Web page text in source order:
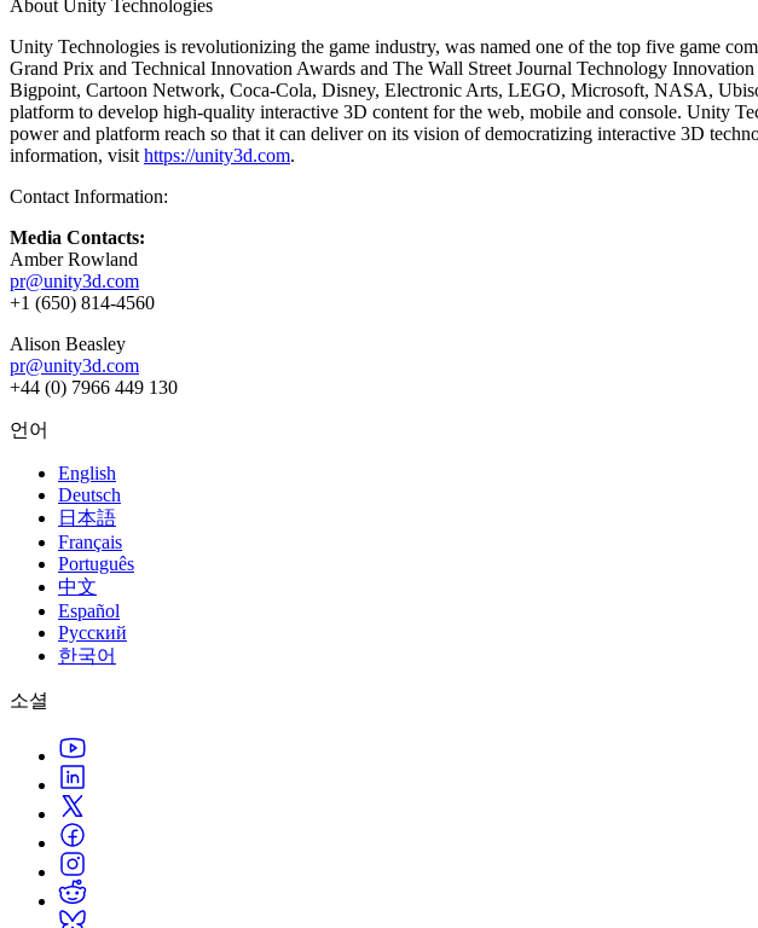
소규모 팀으로 대작 게임을 출시하세요.
XR 게임
여러 플랫폼에서 XR 게임을 출시하세요.
멀티플레이어 게임
About Unity Technologies
Unity Technologies is revolutionizing the game industry, was named one of the top five game
Grand Prix and Technical Innovation Awards and The Wall Street Journal Technology
Bigpoint, Cartoon Network, Coca-Cola, Disney, Electronic Arts, LEGO, Microsoft, NASA,
platform to develop high-quality interactive 3D content for the web, mobile and console. Unity
power and platform reach so that it can deliver on its vision of democratizing interactive 3D
information, visit https://unity3d.com.
Contact Information:
Media Contacts:
Amber Rowland
pr@unity3d.com
+1 (650) 814-4560
Alison Beasley
pr@unity3d.com
+44 (0) 7966 449 130
언어
English
Deutsch
日本語
Français
Português
中文
Español
Русский
한국어
소셜